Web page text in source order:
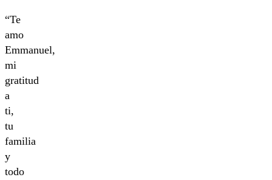
“Te
amo
Emmanuel,
mi
gratitud
a
ti,
tu
familia
y
todo